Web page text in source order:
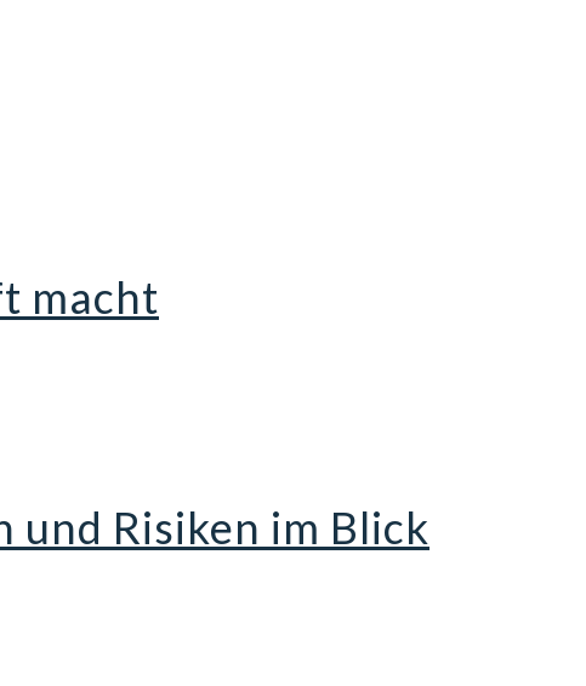
macht
und Risiken im Blick